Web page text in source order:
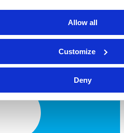
Allow all
Customize
Deny